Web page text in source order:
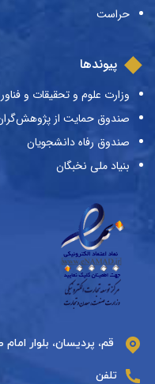
حراست
پیوندها
وزارت علوم و تحقیقات و
صندوق حمایت از
صندوق رفاه دانشجویان
بنیاد ملی نخبگان
قم، پردیسان، بلوار
تلفن